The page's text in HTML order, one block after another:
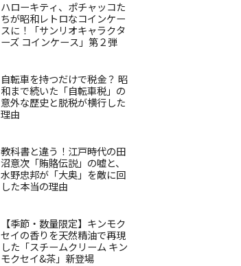
ハローキティ、ポチャッコた
ちが昭和レトロなコインケー
スに！「サンリオキャラクタ
ーズ コインケース」第２弾
自転車を持つだけで税金？ 昭
和まで続いた「自転車税」の
意外な歴史と脱税が横行した
理由
教科書と違う！江戸時代の田
沼意次「賄賂伝説」の嘘と、
水野忠邦が「大奥」を敵に回
した本当の理由
【季節・数量限定】キンモク
セイの香りを天然精油で再現
した「スチームクリーム キン
モクセイ&茶」新登場